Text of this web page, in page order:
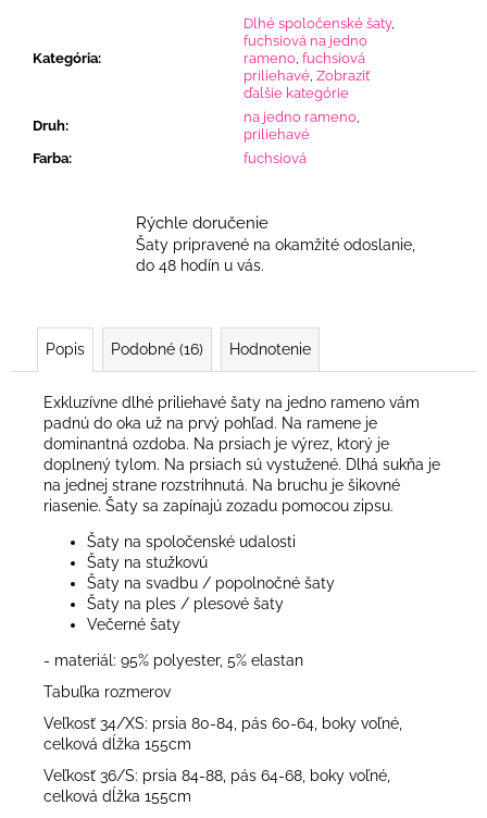
Kategória:
Dlhé spoločenské šaty,
fuchsiová na jedno
rameno fuchsiová
priliehavé Zobraziť
ďalšie kategórie
Druh:
na jedno rameno
priliehavé
Farba: fuchsiová
Rýchle doručenie
Šaty pripravené na okamžité odoslanie,
do 48 hodín u vás.
Popis Podobné (16) Hodnotenie
Exkluzívne dlhé priliehavé šaty na jedno rameno vám
padnú do oka už na prvý pohľad. Na ramene je
dominantná ozdoba. Na prsiach je výrez, ktorý je
doplnený tylom. Na prsiach sú vystužené. Dlhá sukňa je
na jednej strane rozstrihnutá. Na bruchu je šikovné
riasenie. Šaty sa zapínajú zozadu pomocou zipsu.
Šaty na spoločenské udalosti
Šaty na stužkovú
Šaty na svadbu / popolnočné šaty
Šaty na ples / plesové šaty
Večerné šaty
- materiál: 95% polyester, 5% elastan
Tabuľka rozmerov
Veľkosť 34/XS: prsia 80-84, pás 60-64, boky voľné,
celková dĺžka 155cm
Veľkosť 36/S: prsia 84-88, pás 64-68, boky voľné,
celková dĺžka 155cm